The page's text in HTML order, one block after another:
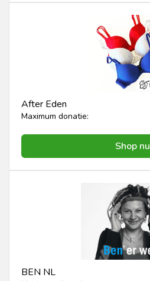
After Eden
Maximum donatie:
Shop nu
BEN NL